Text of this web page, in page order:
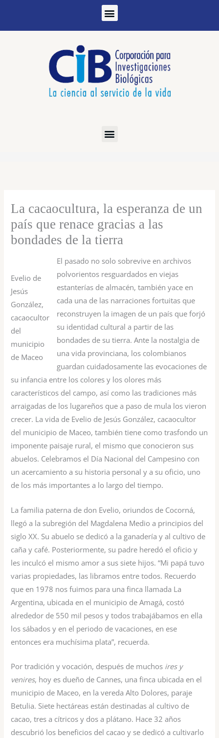
La cacaocultura, la esperanza de un
país que renace gracias a las
bondades de la tierra
Evelio de
Jesús
González,
cacaocultor
del
municipio
de Maceo
El pasado no solo sobrevive en archivos
polvorientos resguardados en viejas
estanterías de almacén, también yace en
cada una de las narraciones fortuitas que
reconstruyen la imagen de un país que forjó
su identidad cultural a partir de las
bondades de su tierra. Ante la nostalgia de
una vida provinciana, los colombianos
guardan cuidadosamente las evocaciones de
su infancia entre los colores y los olores más
característicos del campo, así como las tradiciones más
arraigadas de los lugareños que a paso de mula los vieron
crecer. La vida de Evelio de Jesús González, cacaocultor
del municipio de Maceo, también tiene como trasfondo un
imponente paisaje rural, el mismo que conocieron sus
abuelos. Celebramos el Día Nacional del Campesino con
un acercamiento a su historia personal y a su oficio, uno
de los más importantes a lo largo del tiempo.
La familia paterna de don Evelio, oriundos de Cocorná,
llegó a la subregión del Magdalena Medio a principios del
siglo XX. Su abuelo se dedicó a la ganadería y al cultivo de
caña y café. Posteriormente, su padre heredó el oficio y
les inculcó el mismo amor a sus siete hijos. “Mi papá tuvo
varias propiedades, las libramos entre todos. Recuerdo
que en 1978 nos fuimos para una finca llamada La
Argentina, ubicada en el municipio de Amagá, costó
alrededor de 550 mil pesos y todos trabajábamos en ella
los sábados y en el periodo de vacaciones, en ese
entonces era muchísima plata”, recuerda.
Por tradición y vocación, después de muchos ires y
venires, hoy es dueño de Cannes, una finca ubicada en el
municipio de Maceo, en la vereda Alto Dolores, paraje
Betulia. Siete hectáreas están destinadas al cultivo de
cacao, tres a cítricos y dos a plátano. Hace 32 años
descubrió los beneficios del cacao y se dedicó a cultivarlo